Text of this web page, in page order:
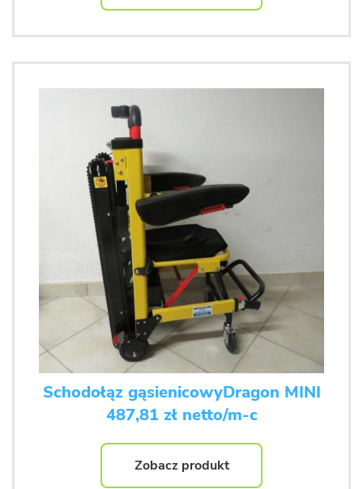
Schodołąz gąsienicowyDragon MINI
487,81 zł netto/m-c
Zobacz produkt